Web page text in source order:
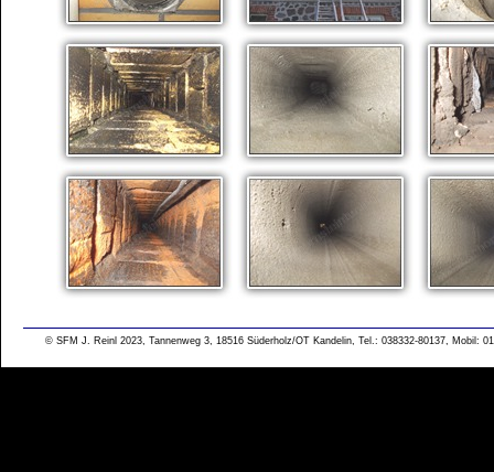
© SFM J. Reinl 2023, Tannenweg 3, 18516 Süderholz/OT Kandelin, Tel.: 038332-80137, Mobil: